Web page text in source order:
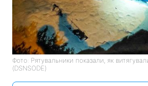
Фото: Рятувальники показали, як
(DSNSODE)